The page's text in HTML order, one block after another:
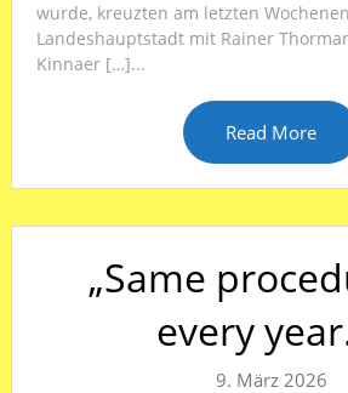
wurde, kreuzten am letzten
Landeshauptstadt mit Rainer
Kinnaer […]...
Read More
„Same
every
9. März 2026